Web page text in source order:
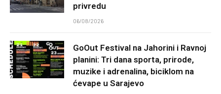
privredu
06/08/2026
GoOut Festival na Jahorini i Ravnoj
planini: Tri dana sporta, prirode,
muzike i adrenalina, biciklom na
ćevape u Sarajevo